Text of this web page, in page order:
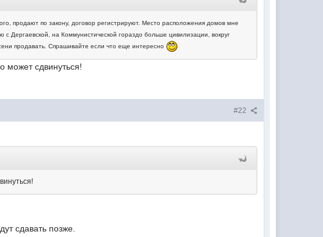
продают по закону, договор регистрируют. Место расположения домов мне
Дергаевской, на Коммунистической гораздо больше цивилизации, вокруг
продавать. Спрашивайте если что еще интересно
может сдвинуться!
#22
сдавать позже.